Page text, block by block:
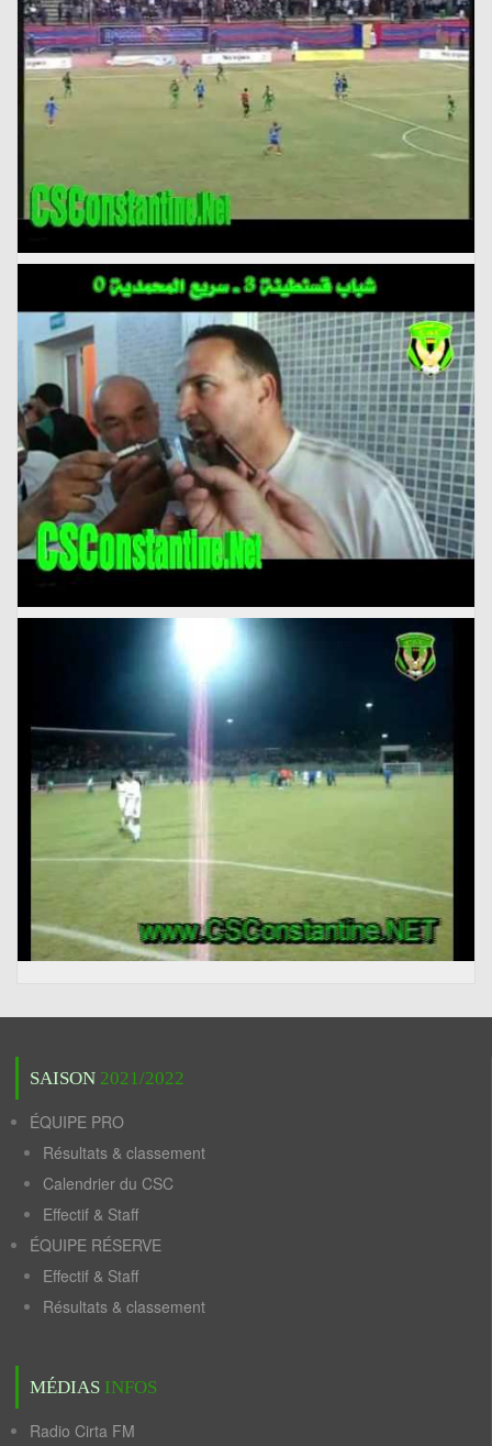
SAISON 2021/2022
ÉQUIPE PRO
Résultats & classement
Calendrier du CSC
Effectif & Staff
ÉQUIPE RÉSERVE
Effectif & Staff
Résultats & classement
MÉDIAS INFOS
Radio Cirta FM